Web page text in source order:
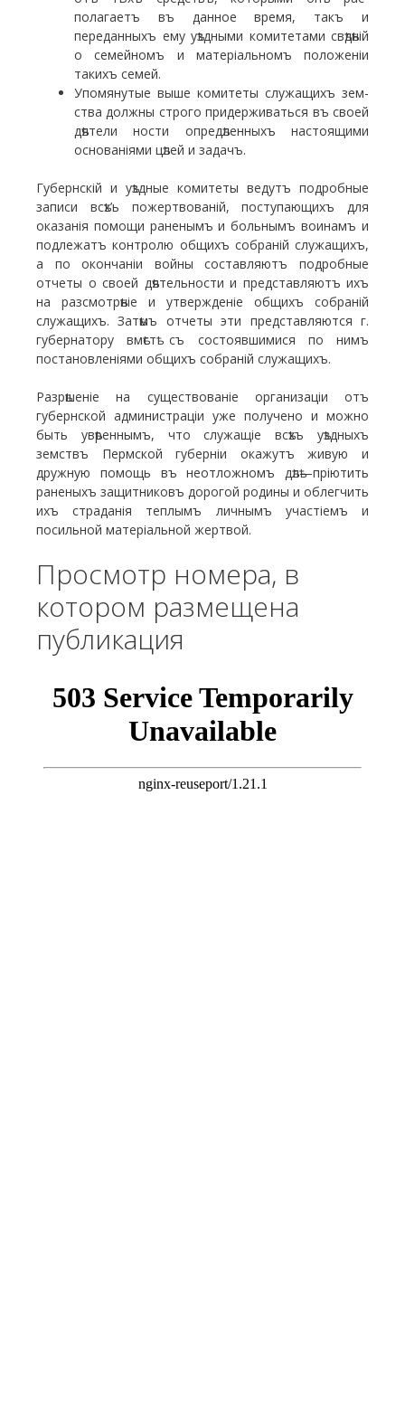
полагаетъ въ данное время, такъ и
переданныхъ ему уѣздными комитетами свѣдѣній
о семейномъ и мате­ріальномъ положеніи
такихъ семей.
Упомянутые выше комитеты служащихъ зем­
ства должны строго придерживаться въ своей
дѣятели ности опредѣленныхъ настоящими
основаніями цѣлей и задачъ.
Губернскій и уѣздные комитеты ведутъ по­дробные
записи всѣх’ь пожертвованій, поступающихъ для
оказанія помощи раненымъ и больнымъ воинамъ и
подлежатъ контролю общихъ собраній служащихъ,
а по окончаніи войны составляютъ подробные
отчеты о своей дѣятельности и представляютъ ихъ
на разсмо­трѣніе и утвержденіе общихъ собраній
служащихъ. Затѣмъ отчеты эти представляются г.
губернатору вмѣстѣ съ состоявшимися по нимъ
постановленіями общихъ собраній служащихъ.
Разрѣшеніе на существованіе организаціи отъ
губернской администраціи уже получено и можно
быть увѣреннымъ, что служащіе всѣхъ уѣздныхъ
земствъ Пермской губерніи окажутъ живую и
дружную помощь въ неотложномъ дѣлѣ—пріютить
раненыхъ защитни­ковъ дорогой родины и облегчить
ихъ страданія теп­лымъ личнымъ участіемъ и
посильной матеріальной жертвой.
Просмотр номера, в
котором размещена
публикация